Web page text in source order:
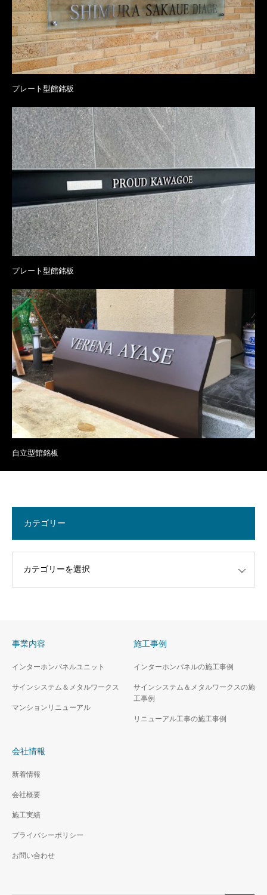
プレート型館銘板
プレート型館銘板
自立型館銘板
カテゴリー
事業内容
インターホンパネルユニット
サインシステム＆メタルワークス
マンションリニューアル
施工事例
インターホンパネルの施工事例
サインシステム＆メタルワークスの施
工事例
リニューアル工事の施工事例
会社情報
新着情報
会社概要
施工実績
プライバシーポリシー
お問い合わせ